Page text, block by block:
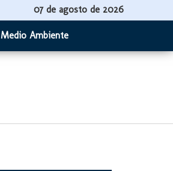
07 de agosto de 2026
Medio Ambiente